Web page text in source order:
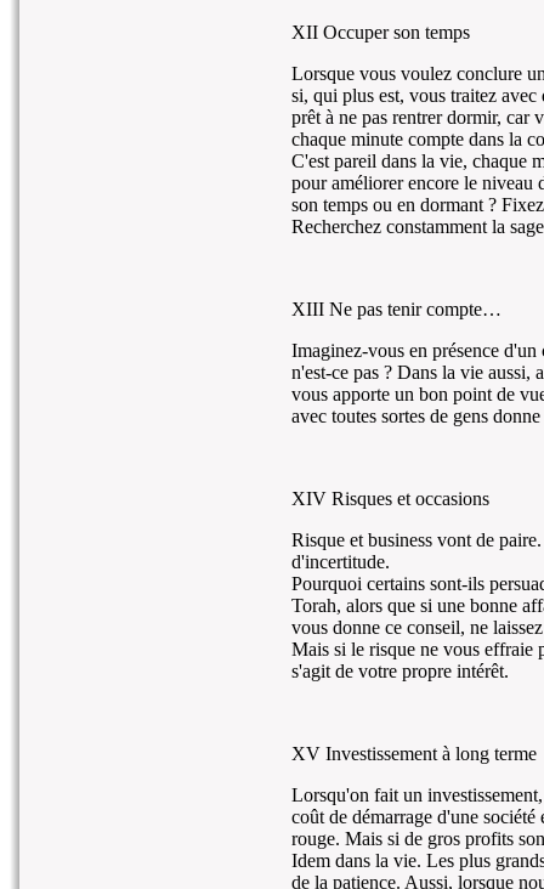
XII Occuper son temps
Lorsque vous voulez conclure
si, qui plus est, vous traitez avec
prêt à ne pas rentrer dormir, car
chaque minute compte dans la
C'est pareil dans la vie, chaque
pour améliorer encore le niveau
son temps ou en dormant ?
Recherchez constamment la
XIII Ne pas tenir compte…
Imaginez-vous en présence
n'est-ce pas ? Dans la vie aussi,
vous apporte un bon point de
avec toutes sortes de gens
XIV Risques et occasions
Risque et business vont de
d'incertitude.
Pourquoi certains sont-ils
Torah, alors que si une bonne
vous donne ce conseil, ne
Mais si le risque ne vous effraie
s'agit de votre propre intérêt.
XV Investissement à long terme
Lorsqu'on fait un
coût de démarrage d'une société
rouge. Mais si de gros profits
Idem dans la vie. Les plus
de la patience. Aussi, lorsque